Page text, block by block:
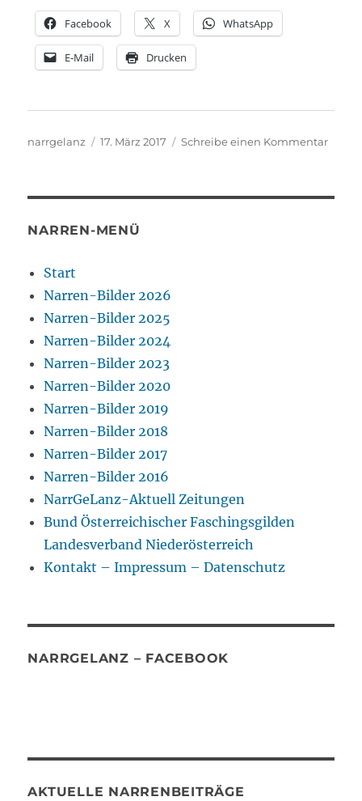
Facebook X WhatsApp
E-Mail Drucken
Autor
narrgelanz
Veröffentlicht
17. März 2017 Schreibe einen Kommentarzu
NARREN-MENÜ
Start
Narren-Bilder 2026
Narren-Bilder 2025
Narren-Bilder 2024
Narren-Bilder 2023
Narren-Bilder 2020
Narren-Bilder 2019
Narren-Bilder 2018
Narren-Bilder 2017
Narren-Bilder 2016
NarrGeLanz-Aktuell Zeitungen
Bund Österreichischer Faschingsgilden
Landesverband Niederösterreich
Kontakt – Impressum – Datenschutz
NARRGELANZ – FACEBOOK
AKTUELLE NARRENBEITRÄGE